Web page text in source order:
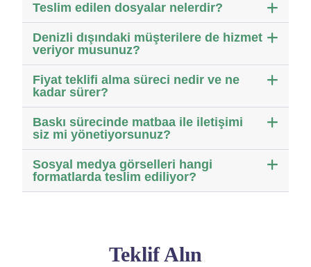
Teslim edilen dosyalar nelerdir?
Denizli dışındaki müşterilere de hizmet
veriyor musunuz?
Fiyat teklifi alma süreci nedir ve ne
kadar sürer?
Baskı sürecinde matbaa ile iletişimi
siz mi yönetiyorsunuz?
Sosyal medya görselleri hangi
formatlarda teslim ediliyor?
Teklif Alın